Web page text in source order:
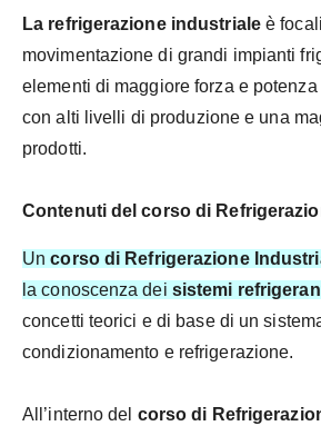
La refrigerazione industrialeè
movimentazione di grandi impianti
elementi di maggiore forza e
con alti livelli di produzione e una
prodotti.
Contenuti del corso di
Uncorso di Refrigerazione
la conoscenza dei sistemi
concetti teorici e di base di un
condizionamento e refrigerazione.
All’interno del corso di